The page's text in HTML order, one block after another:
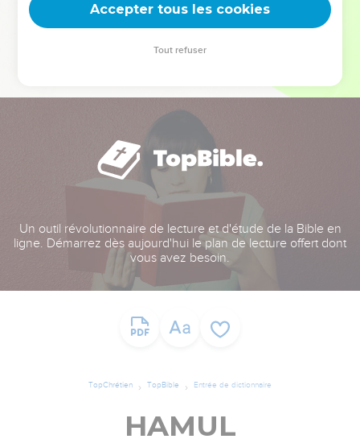
Un outil révolutionnaire de lecture et d'étude de la Bible en
ligne. Démarrez dès aujourd'hui le plan de lecture offert dont
vous avez besoin.
TopChrétien TopBible Entrée de dictionnaire
HAMUL
Accepter tous les cookies
Tout refuser